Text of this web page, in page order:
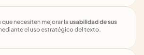
que necesiten mejorar la usabilidad de sus
el uso estratégico del texto.